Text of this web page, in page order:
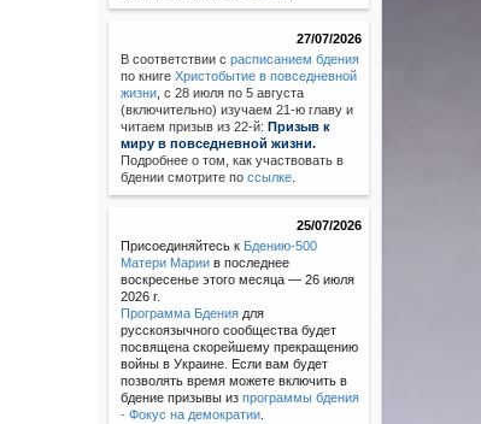
27/07/2026
В соответствии с расписанием бдения
по книгеХристобытие в повседневной
жизни с 28 июля по 5 августа
(включительно) изучаем 21-ю главу и
читаем призыв из 22-й: Призыв к
миру в повседневной жизни.
Подробнее о том, как участвовать в
бдении смотрите поссылке
25/07/2026
Присоединяйтесь к Бдению-500
Матери Марии в последнее
воскресенье этого месяца — 26 июля
2026 г.
Программа Бдения для
русскоязычного сообщества будет
посвящена скорейшему прекращению
войны в Украине. Если вам будет
позволять время можете включить в
бдение призывы изпрограммы бдения
- Фокус на демократии